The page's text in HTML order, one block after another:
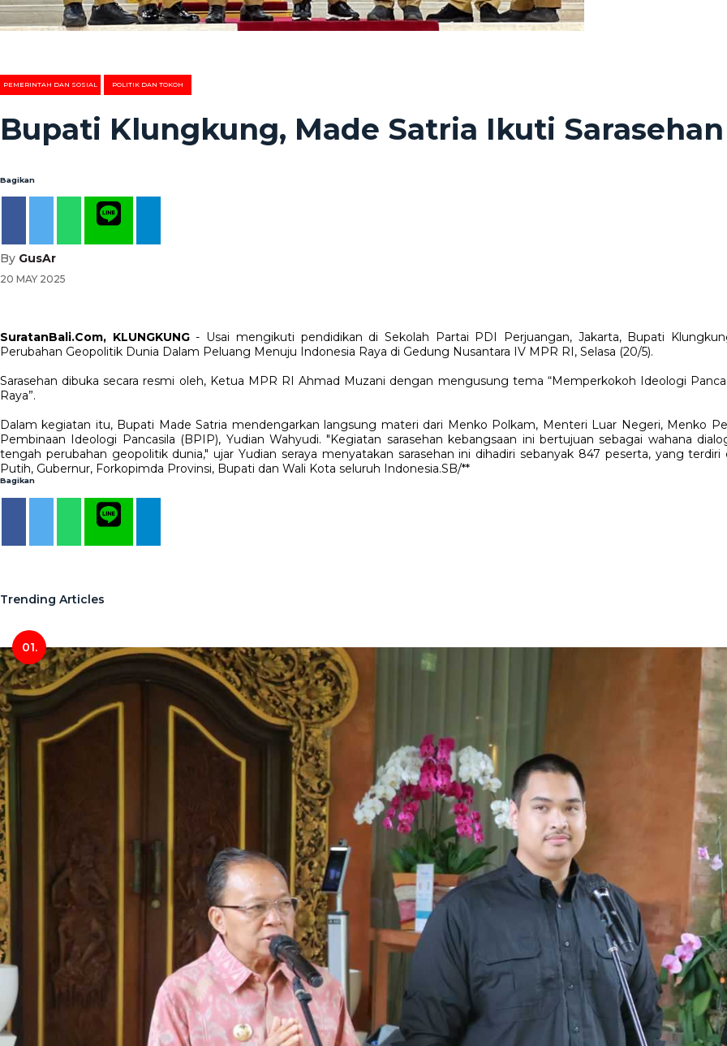
PEMERINTAH DAN SOSIAL POLITIK DAN TOKOH
Bupati Klungkung, Made Satria Ikuti
Bagikan
By GusAr
20 MAY 2025
SuratanBali.Com, KLUNGKUNG- Usai mengikuti pendidikan di Sekolah Partai PDI Perjuangan, Jakarta, Bupati
Perubahan Geopolitik Dunia Dalam Peluang Menuju Indonesia Raya di Gedung Nusantara IV MPR RI, Selasa (20/5).
Sarasehan dibuka secara resmi oleh, Ketua MPR RI Ahmad Muzani dengan mengusung tema “Memperkokoh Ideologi
Raya”.
Dalam kegiatan itu, Bupati Made Satria mendengarkan langsung materi dari Menko Polkam, Menteri Luar Negeri, Menko
Pembinaan Ideologi Pancasila (BPIP), Yudian Wahyudi. "Kegiatan sarasehan kebangsaan ini bertujuan sebagai wahana
tengah perubahan geopolitik dunia," ujar Yudian seraya menyatakan sarasehan ini dihadiri sebanyak 847 peserta, yang
Putih, Gubernur, Forkopimda Provinsi, Bupati dan Wali Kota seluruh Indonesia.SB/**
Bagikan
Trending Articles
01.